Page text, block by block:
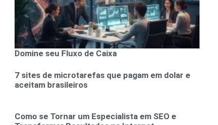
Domine seu Fluxo de Caixa
7 sites de microtarefas que pagam em dolar e
aceitam brasileiros
Como se Tornar um Especialista em SEO e